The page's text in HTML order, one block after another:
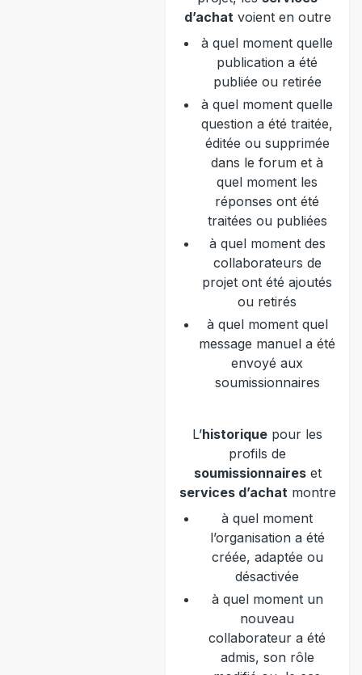
d’achatvoient en outre
à quel moment quelle
publication a été
publiée ou retirée
à quel moment quelle
question a été traitée,
éditée ou supprimée
dans le forum et à
quel moment les
réponses ont été
traitées ou publiées
à quel moment des
collaborateurs de
projet ont été ajoutés
ou retirés
à quel moment quel
message manuel a été
envoyé aux
soumissionnaires
L’historique pour les
profils de
soumissionnaireset
services d’achatmontre
à quel moment
l’organisation a été
créée, adaptée ou
désactivée
à quel moment un
nouveau
collaborateur a été
admis, son rôle